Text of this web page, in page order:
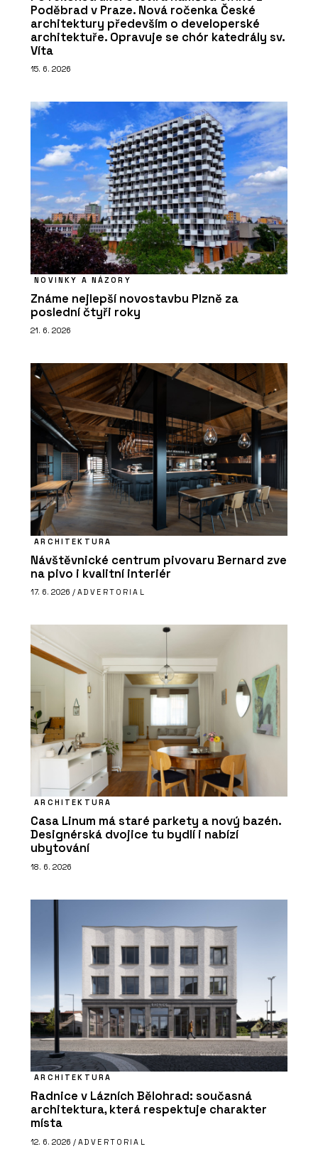
Poděbrad v Praze. Nová ročenka České
architektury především o developerské
architektuře. Opravuje se chór katedrály sv.
Víta
15. 6. 2026
NOVINKY A NÁZORY
Známe nejlepší novostavbu Plzně za
poslední čtyři roky
21. 6. 2026
ARCHITEKTURA
Návštěvnické centrum pivovaru Bernard zve
na pivo i kvalitní interiér
17. 6. 2026 / ADVERTORIAL
ARCHITEKTURA
Casa Linum má staré parkety a nový bazén.
Designérská dvojice tu bydlí i nabízí
ubytování
18. 6. 2026
ARCHITEKTURA
Radnice v Lázních Bělohrad: současná
architektura, která respektuje charakter
místa
12. 6. 2026 / ADVERTORIAL